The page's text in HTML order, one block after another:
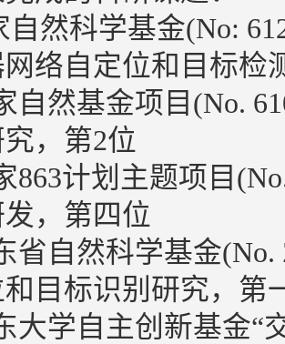
自然科学基金(No:
络自定位和目标检
自然基金项目(No.
，第2位
863计划主题项目
，第四位
省自然科学基金(No.
和目标识别研究，第
大学自主创新基金“